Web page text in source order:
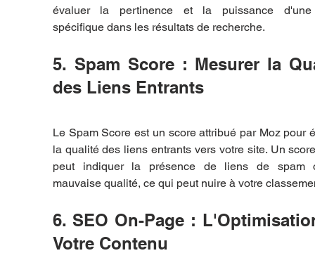
évaluer la pertinence et la puissance
spécifique dans les résultats de recherche.
5. Spam Score : Mesurer la
des Liens Entrants
Le Spam Score est un score attribué par Moz pour
la qualité des liens entrants vers votre site. Un
peut indiquer la présence de liens de spam
mauvaise qualité, ce qui peut nuire à votre
6. SEO On-Page :
Votre Contenu